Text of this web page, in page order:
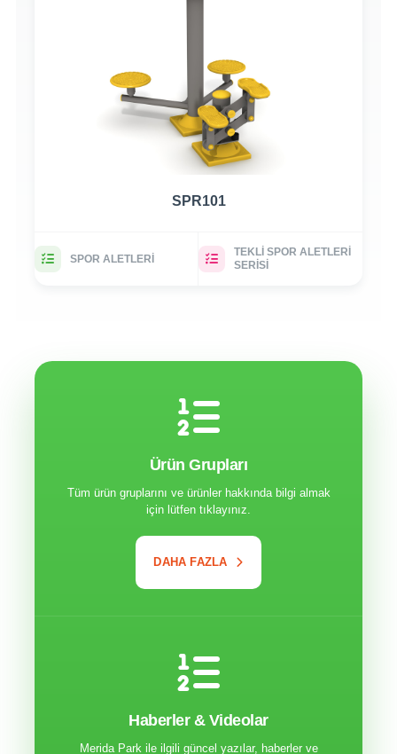
SPR101
SPOR ALETLERI
TEKLI SPOR ALETLERI
SERISI
Ürün Grupları
Tüm ürün gruplarını ve ürünler hakkında bilgi almak
için lütfen tıklayınız.
DAHA FAZLA
Haberler & Videolar
Merida Park ile ilgili güncel yazılar, haberler ve